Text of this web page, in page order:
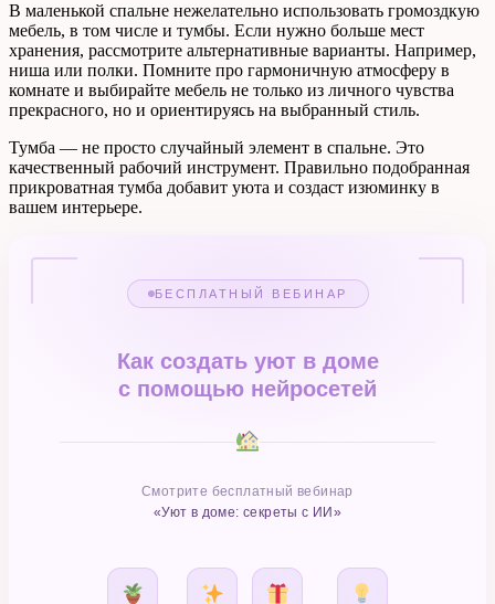
В маленькой спальне нежелательно использовать громоздкую
мебель, в том числе и тумбы. Если нужно больше мест
хранения, рассмотрите альтернативные варианты. Например,
ниша или полки. Помните про гармоничную атмосферу в
комнате и выбирайте мебель не только из личного чувства
прекрасного, но и ориентируясь на выбранный стиль.
Тумба — не просто случайный элемент в спальне. Это
качественный рабочий инструмент. Правильно подобранная
прикроватная тумба добавит уюта и создаст изюминку в
вашем интерьере.
БЕСПЛАТНЫЙ ВЕБИНАР
Как создать уют в доме
с помощью нейросетей
Смотрите бесплатный вебинар
«Уют в доме: секреты с ИИ»